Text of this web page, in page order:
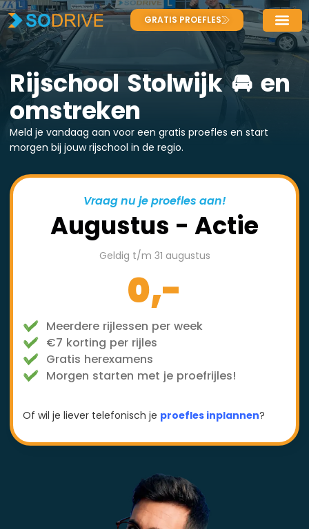
GRATIS PROEFLES
Rijschool Stolwijk 🚘 en
omstreken
Meld je vandaag aan voor een gratis proefles en start
morgen bij jouw rijschool in de regio.
Vraag nu je proefles aan!
Augustus - Actie
Geldig t/m 31 augustus
0,-
Meerdere rijlessen per week
€7 korting per rijles
Gratis herexamens
Morgen starten met je proefrijles!
Of wil je liever telefonisch je proefles inplannen?